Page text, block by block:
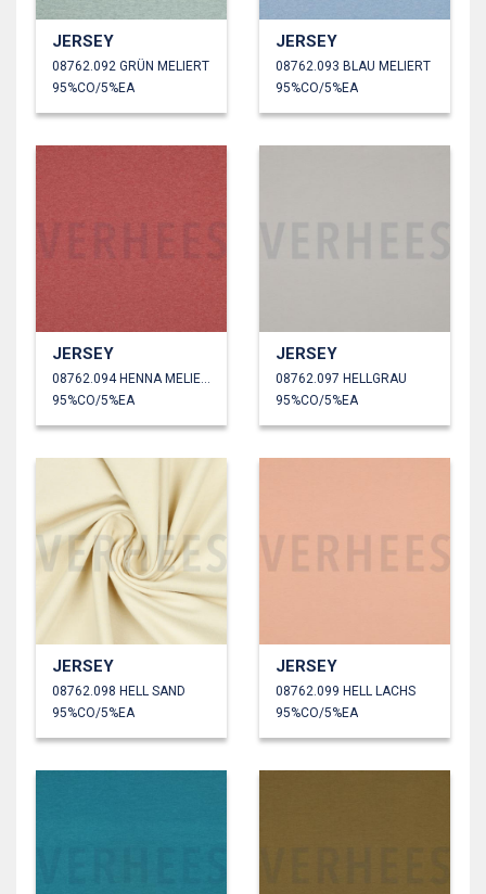
JERSEY
08762.092 GRÜN MELIERT
95%CO/5%EA
JERSEY
08762.093 BLAU MELIERT
95%CO/5%EA
JERSEY
95%CO/5%EA
JERSEY
08762.097 HELLGRAU
95%CO/5%EA
JERSEY
08762.098 HELL SAND
95%CO/5%EA
JERSEY
08762.099 HELL LACHS
95%CO/5%EA